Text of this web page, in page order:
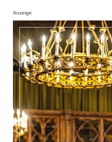
Anzeige